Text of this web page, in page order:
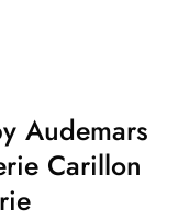
Audemars
Carillon